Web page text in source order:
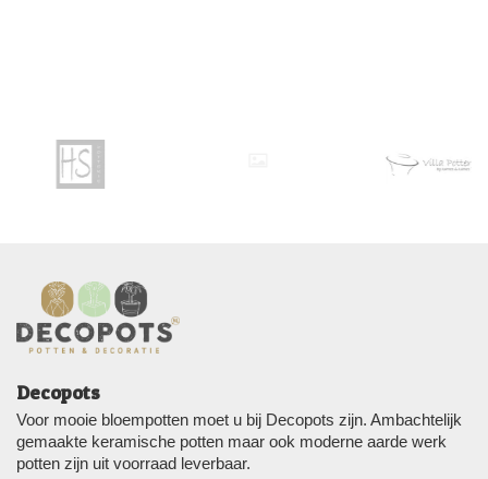
Decopots
Voor mooie bloempotten moet u bij Decopots zijn. Ambachtelijk
gemaakte keramische potten maar ook moderne aarde werk
potten zijn uit voorraad leverbaar.